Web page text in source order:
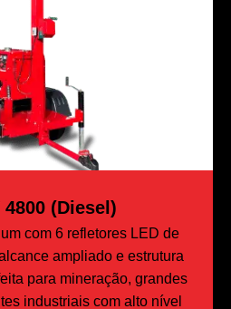
4800 (Diesel)
com 6 refletores LED de
ampliado e estrutura
para mineração, grandes
industriais com alto nível